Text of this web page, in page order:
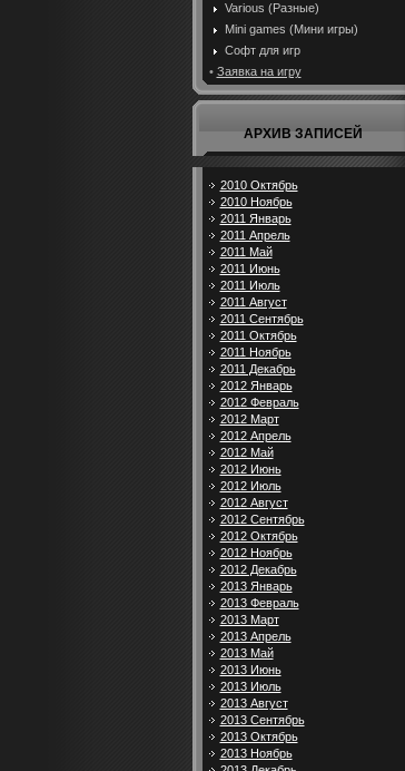
Various (Разные)
Mini games (Мини игры)
Софт для игр
• Заявка на игру
АРХИВ ЗАПИСЕЙ
2010 Октябрь
2010 Ноябрь
2011 Январь
2011 Апрель
2011 Май
2011 Июнь
2011 Июль
2011 Август
2011 Сентябрь
2011 Октябрь
2011 Ноябрь
2011 Декабрь
2012 Январь
2012 Февраль
2012 Март
2012 Апрель
2012 Май
2012 Июнь
2012 Июль
2012 Август
2012 Сентябрь
2012 Октябрь
2012 Ноябрь
2012 Декабрь
2013 Январь
2013 Февраль
2013 Март
2013 Апрель
2013 Май
2013 Июнь
2013 Июль
2013 Август
2013 Сентябрь
2013 Октябрь
2013 Ноябрь